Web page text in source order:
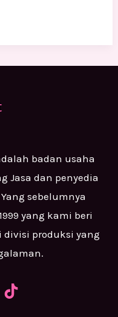
badan usaha
Jasa dan penyedia
sebelumnya
yang kami beri
divisi produksi yang